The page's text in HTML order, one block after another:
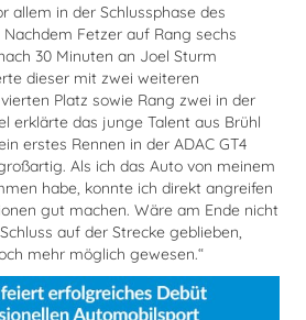
allem in der Schlussphase des
Fetzer auf Rang sechs
30 Minuten an Joel Sturm
dieser mit zwei weiteren
Platz sowie Rang zwei in der
erklärte das junge Talent aus Brühl
erstes Rennen in der ADAC GT4
Als ich das Auto von meinem
habe, konnte ich direkt angreifen
gut machen. Wäre am Ende nicht
auf der Strecke geblieben,
mehr möglich gewesen.“